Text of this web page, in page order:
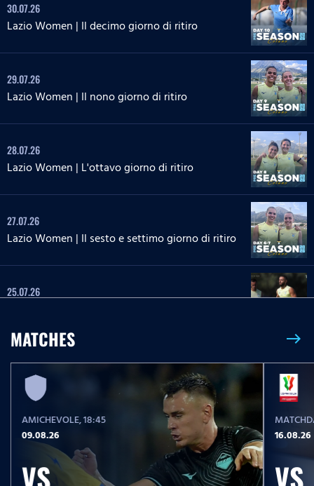
30.07.26
Lazio Women | Il decimo giorno di ritiro
29.07.26
Lazio Women | Il nono giorno di ritiro
28.07.26
Lazio Women | L'ottavo giorno di ritiro
27.07.26
Lazio Women | Il sesto e settimo giorno di ritiro
25.07.26
25.07.26
Lazio Women | Il quinto giorno di ritiro
24.07.26
Il dodicesimo giorno di ritiro
MATCHES east
AMICHEVOLE, 18:45
09.08.26
VS
16.08.26
VS